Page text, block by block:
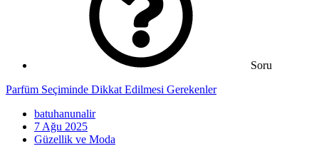
Soru
Parfüm Seçiminde Dikkat Edilmesi Gerekenler
batuhanunalir
7 Ağu 2025
Güzellik ve Moda